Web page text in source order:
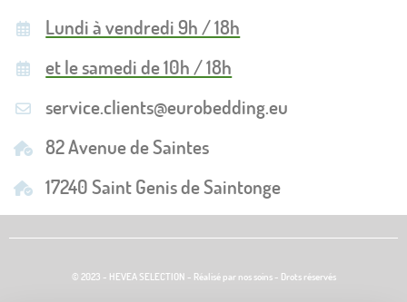
Lundi à vendredi 9h / 18h
et le samedi de 10h / 18h
service.clients@eurobedding.eu
82 Avenue de Saintes
17240 Saint Genis de Saintonge
© 2023 - HEVEA SELECTION - Réalisé par nos soins - Drots réservés